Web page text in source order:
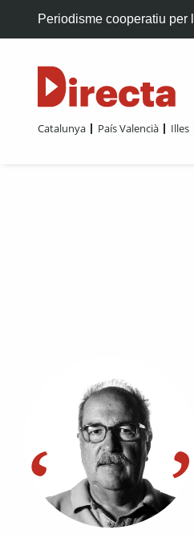
Periodisme cooperatiu per
Catalunya País Valencià Illes